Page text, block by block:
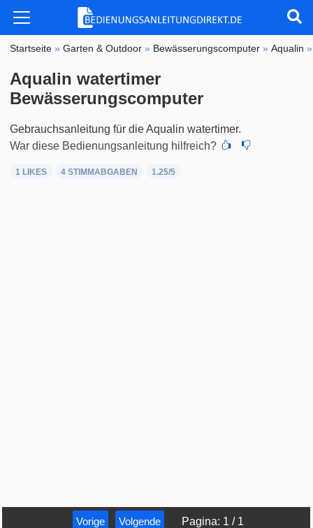
Startseite »Garten & Outdoor » Bewässerungscomputer »Aqualin
Aqualin watertimer
Bewässerungscomputer
Gebrauchsanleitung für die Aqualin watertimer.
War diese Bedienungsanleitung hilfreich?
1 LIKES 4 STIMMABGABEN 1.25/5
Vorige Volgende Pagina: 1 / 1